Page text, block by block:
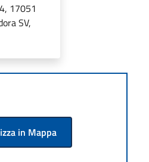
17051
SV,
in Mappa